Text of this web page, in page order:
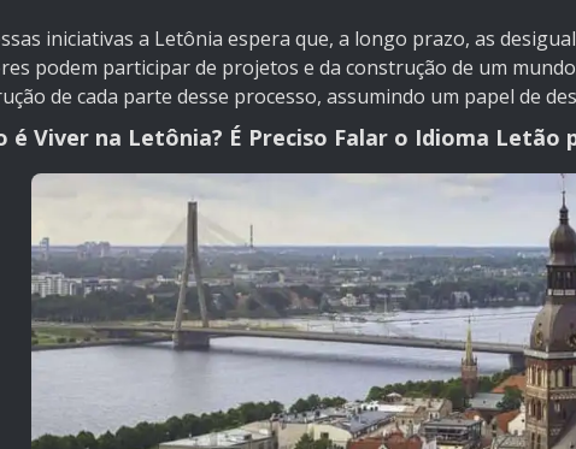
iniciativas a Letônia espera que, a longo prazo, as
podem participar de projetos e da construção de um
de cada parte desse processo, assumindo um papel de
é Viver na Letônia? É Preciso Falar o Idioma Letão